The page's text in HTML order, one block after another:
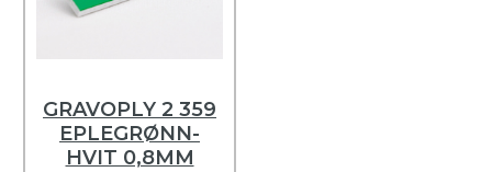
GRAVOPLY 2 359
EPLEGRØNN-
HVIT 0,8MM